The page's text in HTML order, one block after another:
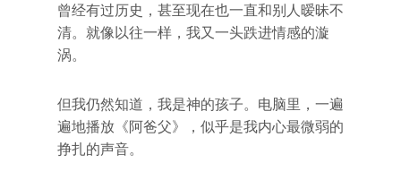
曾经有过历史，甚至现在也一直和别人暧昧不
清。就像以往一样，我又一头跌进情感的漩
涡。
但我仍然知道，我是神的孩子。电脑里，一遍
遍地播放《阿爸父》，似乎是我内心最微弱的
挣扎的声音。